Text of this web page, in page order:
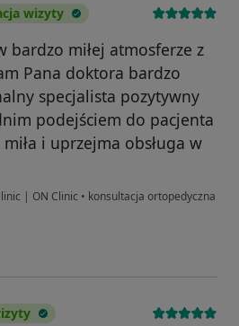
wizyty
bardzo miłej atmosferze z
Pana doktora bardzo
specjalista pozytywny
podejściem do pacjenta
i uprzejma obsługa w
| ON Clinic • konsultacja ortopedyczna